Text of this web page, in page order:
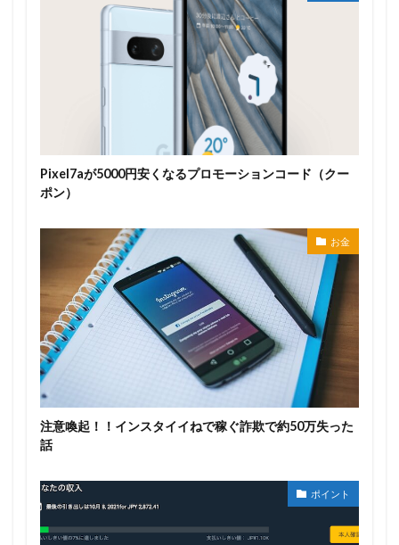
Pixel7aが5000円安くなるプロモーションコード（クー
ポン）
お金
注意喚起！！インスタイイねで稼ぐ詐欺で約50万失った
話
ポイント